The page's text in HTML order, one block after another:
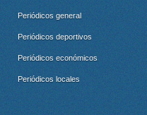
Periódicos general
Periódicos deportivos
Periódicos económicos
Periódicos locales